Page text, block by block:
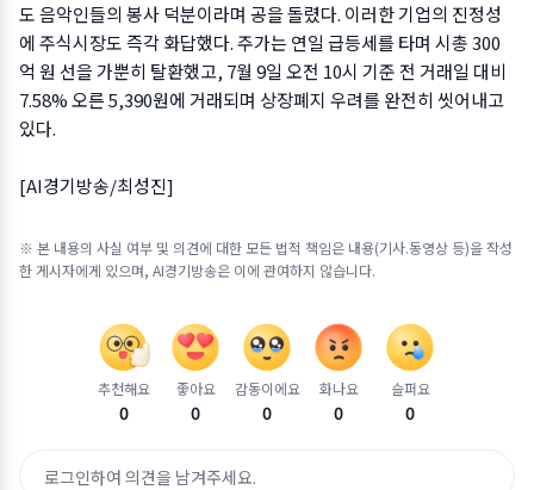
도 음악인들의 봉사 덕분이라며 공을 돌렸다. 이러한 기업의 진정성
에 주식시장도 즉각 화답했다. 주가는 연일 급등세를 타며 시총 300
억 원 선을 가뿐히 탈환했고, 7월 9일 오전 10시 기준 전 거래일 대비
7.58% 오른 5,390원에 거래되며 상장폐지 우려를 완전히 씻어내고
있다.
[AI경기방송/최성진]
※ 본 내용의 사실 여부 및 의견에 대한 모든 법적 책임은 내용(기사.동영상 등)을 작성
한 게시자에게 있으며, AI경기방송은 이에 관여하지 않습니다.
추천해요
0
좋아요
0
감동이에요
0
화나요
0
슬퍼요
0
로그인하여 의견을 남겨주세요.